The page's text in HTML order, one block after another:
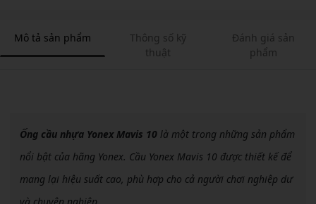
Mô tả sản phẩm
Thông số kỹ
thuật
Đánh giá sản
phẩm
Ống cầu nhựa Yonex Mavis 10 là một trong những sản phẩm
nổi bật của hãng Yonex. Cầu Yonex Mavis 10 được thiết kế để
mang lại hiệu suất cao, phù hợp cho cả người chơi nghiệp dư